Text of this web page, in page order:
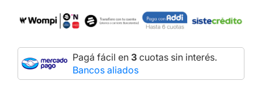
Pagá fácil en 3 cuotas sin interés.
Bancos aliados